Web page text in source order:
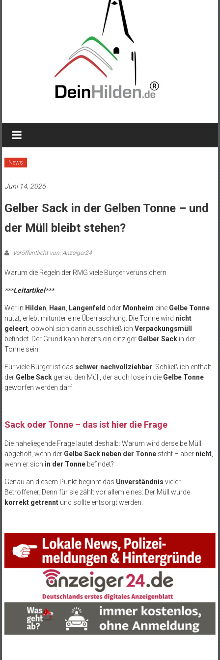
News
Juni 14, 2026
Gelber Sack in der Gelben Tonne – und
der Müll bleibt stehen?
Veröffentlicht von: Anzeiger24
Warum die Regeln der RMG viele Bürger verunsichern
***Leitartikel***
Wer in Hilden Haan Langenfeld oder Monheim eine Gelbe Tonne
nutzt, erlebt mitunter eine Überraschung: Die Tonne wird nicht
geleert, obwohl sich darin ausschließlich Verpackungsmüll
befindet. Der Grund kann bereits ein einziger Gelber Sackin der
Tonne sein.
Für viele Bürger ist das schwer nachvollziehbar . Schließlich enthält
der Gelbe Sackgenau den Müll, der auch lose in die Gelbe Tonne
geworfen werden darf.
Sack oder Tonne – das ist hier die Frage
Die naheliegende Frage lautet deshalb: Warum wird derselbe Müll
abgeholt, wenn der Gelbe Sack neben der Tonnesteht – aber nicht,
wenn er sich in der Tonnebefindet?
Genau an diesem Punkt beginnt das Unverständnis vieler
Betroffener. Denn für sie zählt vor allem eines: Der Müll wurde
korrekt getrenntund sollte entsorgt werden.